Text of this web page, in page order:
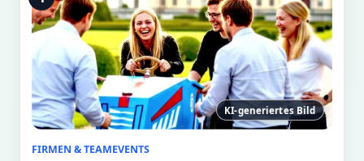
KI-generiertes Bild
FIRMEN & TEAMEVENTS